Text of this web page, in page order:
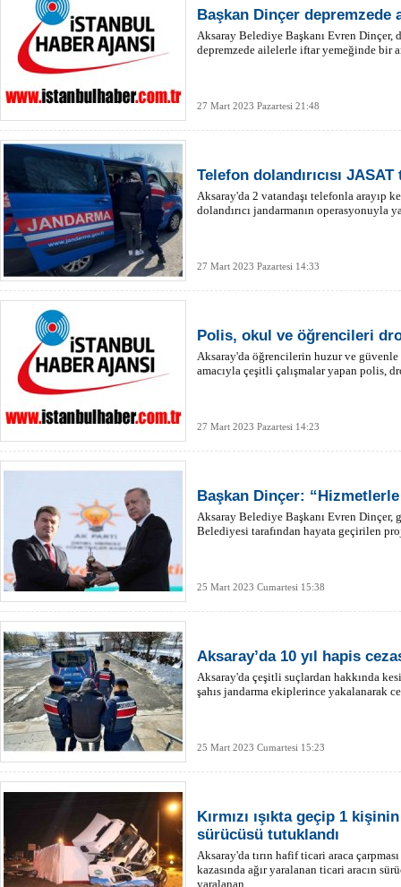
Başkan Dinçer
Aksaray Belediye Başkanı Evren Dinçer,
depremzede ailelerle iftar yemeğinde bir
27 Mart 2023 Pazartesi 21:48
Telefon dolandırıcısı
Aksaray'da 2 vatandaşı telefonla arayıp
dolandırıcı jandarmanın operasyonuyla
27 Mart 2023 Pazartesi 14:33
Polis, okul ve öğrencileri
Aksaray'da öğrencilerin huzur ve
amacıyla çeşitli çalışmalar yapan polis,
27 Mart 2023 Pazartesi 14:23
Başkan Dinçer: “Hizmetlerle
Aksaray Belediye Başkanı Evren Dinçer,
Belediyesi tarafından hayata geçirilen
25 Mart 2023 Cumartesi 15:38
Aksaray’da 10 yıl hapis
Aksaray'da çeşitli suçlardan hakkında
şahıs jandarma ekiplerince yakalanarak
25 Mart 2023 Cumartesi 15:23
Kırmızı ışıkta geçip 1
sürücüsü tutuklandı
Aksaray'da tırın hafif ticari araca
kazasında ağır yaralanan ticari aracın
yaralanan...